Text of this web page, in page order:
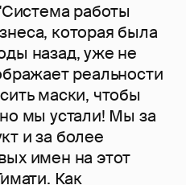
работы
которая была
назад, уже не
реальности
маски, чтобы
мы устали! Мы за
и за более
имен на этот
Как